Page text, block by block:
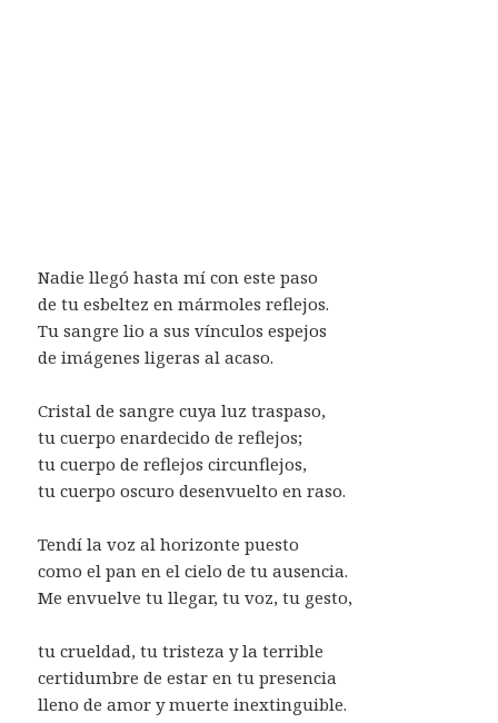
Nadie llegó hasta mí con este paso
de tu esbeltez en mármoles reflejos.
Tu sangre lio a sus vínculos espejos
de imágenes ligeras al acaso.
Cristal de sangre cuya luz traspaso,
tu cuerpo enardecido de reflejos;
tu cuerpo de reflejos circunflejos,
tu cuerpo oscuro desenvuelto en raso.
Tendí la voz al horizonte puesto
como el pan en el cielo de tu ausencia.
Me envuelve tu llegar, tu voz, tu gesto,
tu crueldad, tu tristeza y la terrible
certidumbre de estar en tu presencia
lleno de amor y muerte inextinguible.